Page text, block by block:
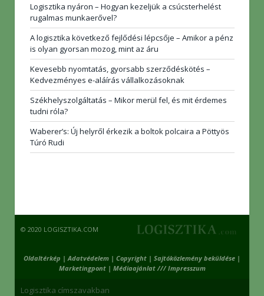
Logisztika nyáron – Hogyan kezeljük a csúcsterhelést
rugalmas munkaerővel?
A logisztika következő fejlődési lépcsője – Amikor a pénz
is olyan gyorsan mozog, mint az áru
Kevesebb nyomtatás, gyorsabb szerződéskötés –
Kedvezményes e-aláírás vállalkozásoknak
Székhelyszolgáltatás – Mikor merül fel, és mit érdemes
tudni róla?
Waberer’s: Új helyről érkezik a boltok polcaira a Pöttyös
Túró Rudi
© 2020 LOGISZTIKA.COM
Oldaltérkép | Adatvédelem | Copyright | Sajtóközlemény beküldése |
Marketingpont| Médiaajánlat /// Impresszum
Logisztika címszavakban